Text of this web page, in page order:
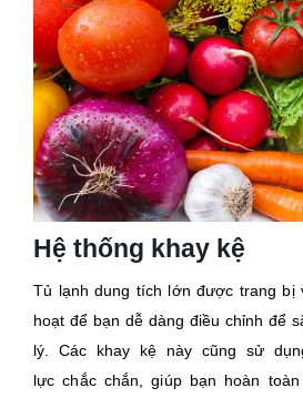
Hệ thống khay kệ
Tủ lạnh dung tích lớn được trang bị
hoạt để bạn dễ dàng điều chỉnh để
lý. Các khay kệ này cũng sử
lực chắc chắn, giúp bạn hoàn